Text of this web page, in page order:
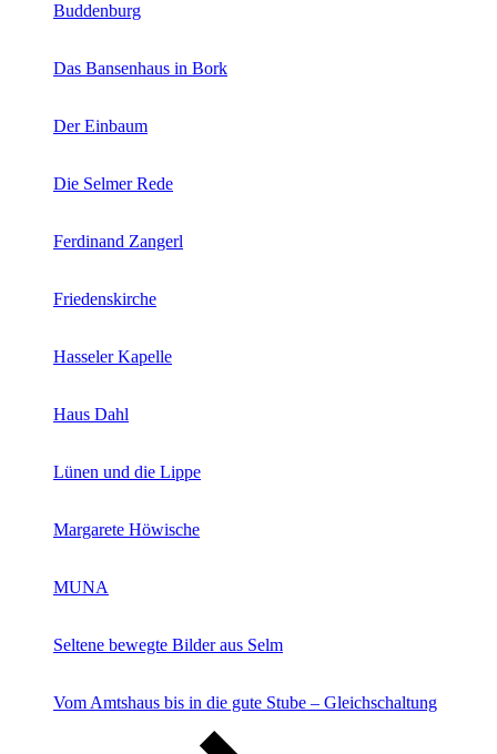
Buddenburg
Das Bansenhaus in Bork
Der Einbaum
Die Selmer Rede
Ferdinand Zangerl
Friedenskirche
Hasseler Kapelle
Haus Dahl
Lünen und die Lippe
Margarete Höwische
MUNA
Seltene bewegte Bilder aus Selm
Vom Amtshaus bis in die gute Stube – Gleichschaltung